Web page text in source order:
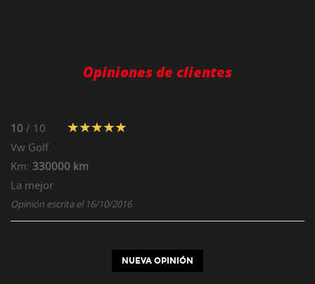
Opiniones de clientes
10 / 10
Vw Golf
Km: 330000 km
La mejor
Opinión escrita el 16/10/2016
NUEVA OPINIÓN